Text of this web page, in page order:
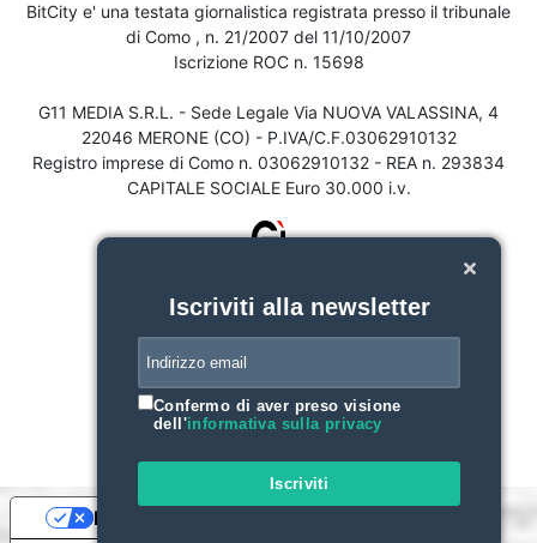
BitCity e' una testata giornalistica registrata presso il tribunale
di Como , n. 21/2007 del 11/10/2007
Iscrizione ROC n. 15698
G11 MEDIA S.R.L. - Sede Legale Via NUOVA VALASSINA, 4
22046 MERONE (CO) - P.IVA/C.F.03062910132
Registro imprese di Como n. 03062910132 - REA n. 293834
CAPITALE SOCIALE Euro 30.000 i.v.
Iscriviti alla newsletter
Confermo di aver preso visione
dell'informativa sulla privacy
Iscriviti
Le tue preferenze relative alla privacy